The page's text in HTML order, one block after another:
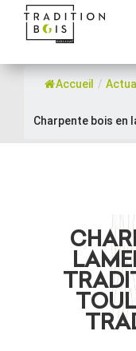
Accueil /
Charpente bois en